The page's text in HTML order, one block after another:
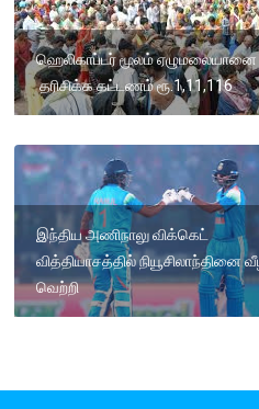
ஹெலிகாப்டர் மூலம் ஏழுமலையானை
தரிசிக்க கட்டணம் ரூ.1,11,116
இந்திய அணிநாலு விக்கெட்
வித்தியாசத்தில் நியூசிலாந்தினை
வெற்றி